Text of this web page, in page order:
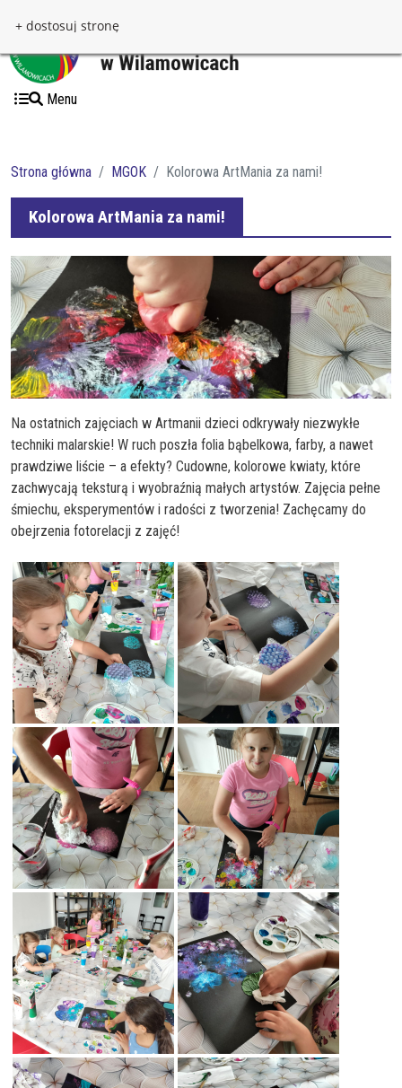
+ dostosuj stronę
Menu
Strona główna MGOK Kolorowa ArtMania za nami!
Kolorowa ArtMania za nami!
Na ostatnich zajęciach w Artmanii dzieci odkrywały niezwykłe
techniki malarskie! W ruch poszła folia bąbelkowa, farby, a nawet
prawdziwe liście – a efekty? Cudowne, kolorowe kwiaty, które
zachwycają teksturą i wyobraźnią małych artystów. Zajęcia pełne
śmiechu, eksperymentów i radości z tworzenia! Zachęcamy do
obejrzenia fotorelacji z zajęć!